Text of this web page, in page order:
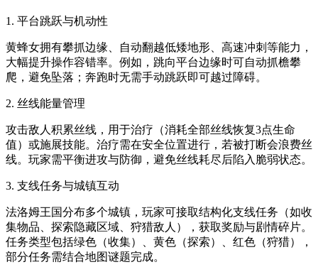
1. 平台跳跃与机动性
黄蜂女拥有攀抓边缘、自动翻越低矮地形、高速冲刺等能力，
大幅提升操作容错率。例如，跳向平台边缘时可自动抓檐攀
爬，避免坠落；奔跑时无需手动跳跃即可越过障碍。
2. 丝线能量管理
攻击敌人积累丝线，用于治疗（消耗全部丝线恢复3点生命
值）或施展技能。治疗需在安全位置进行，若被打断会浪费丝
线。玩家需平衡进攻与防御，避免丝线耗尽后陷入脆弱状态。
3. 支线任务与城镇互动
法洛姆王国分布多个城镇，玩家可接取结构化支线任务（如收
集物品、探索隐藏区域、狩猎敌人），获取奖励与剧情碎片。
任务类型包括绿色（收集）、黄色（探索）、红色（狩猎），
部分任务需结合地图谜题完成。